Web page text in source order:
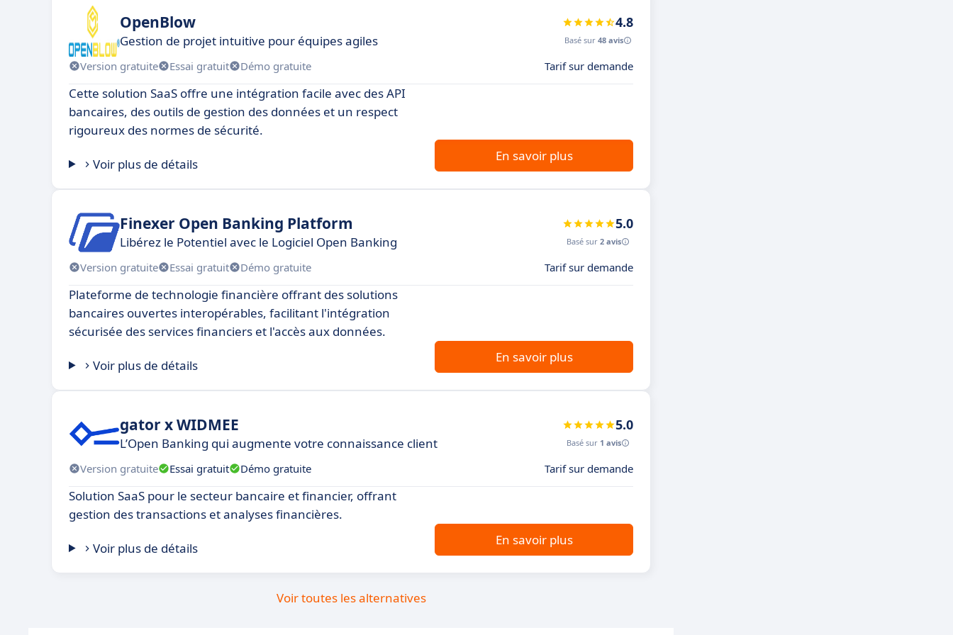
OpenBlow
Gestion de projet intuitive pour équipes agiles
4.8
Basé sur 48 avis
Version gratuite Essai gratuit Démo gratuite Tarif sur demande
Cette solution SaaS offre une intégration facile avec des API
bancaires, des outils de gestion des données et un respect
rigoureux des normes de sécurité.
Voir plus de détails
En savoir plus
Finexer Open Banking Platform
Libérez le Potentiel avec le Logiciel Open Banking
5.0
Basé sur 2 avis
Version gratuite Essai gratuit Démo gratuite Tarif sur demande
Plateforme de technologie financière offrant des solutions
bancaires ouvertes interopérables, facilitant l'intégration
sécurisée des services financiers et l'accès aux données.
Voir plus de détails
En savoir plus
gator x WIDMEE
L’Open Banking qui augmente votre connaissance client
5.0
Basé sur 1 avis
Version gratuite Essai gratuit Démo gratuite Tarif sur demande
Solution SaaS pour le secteur bancaire et financier, offrant
gestion des transactions et analyses financières.
Voir plus de détails
En savoir plus
Voir toutes les alternatives